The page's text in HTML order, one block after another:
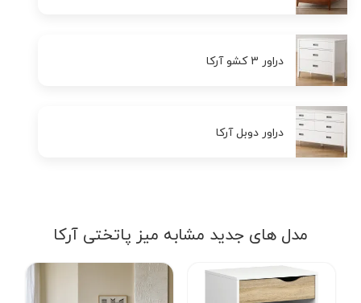
دراور 3 کشو آرکا
دراور دوبل آرکا
مدل های جدید مشابه میز پاتختی آرکا